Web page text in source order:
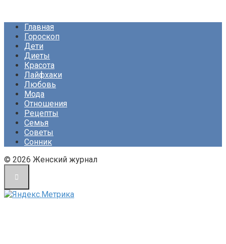
Главная
Гороскоп
Дети
Диеты
Красота
Лайфхаки
Любовь
Мода
Отношения
Рецепты
Семья
Советы
Сонник
© 2026 Женский журнал